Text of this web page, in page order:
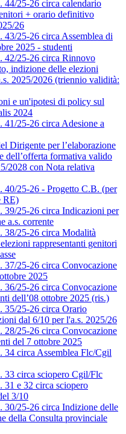
44/25-26 circa calendario
+ orario definitivo
26
43/25-26 circa Assemblea di
2025 - studenti
42/25-26 circa Rinnovo
indizione delle elezioni
2025/2026 (triennio validità:
e un'ipotesi di policy sul
2024
41/25-26 circa Adesione a
Dirigente per l’elaborazione
dell’offerta formativa valido
2028 con Nota relativa
40/25-26 - Progetto C.B. (per
RE)
39/25-26 circa Indicazioni per
a.s. corrente
38/25-26 circa Modalità
rappresentanti genitori
37/25-26 circa Convocazione
2025
36/25-26 circa Convocazione
dell’08 ottobre 2025 (ris.)
35/25-26 circa Orario
dal 6/10 per l'a.s. 2025/26
28/25-26 circa Convocazione
del 7 ottobre 2025
34 circa Assemblea Flc/Cgil
33 circa sciopero Cgil/Flc
31 e 32 circa sciopero
3/10
30/25-26 circa Indizione delle
della Consulta provinciale